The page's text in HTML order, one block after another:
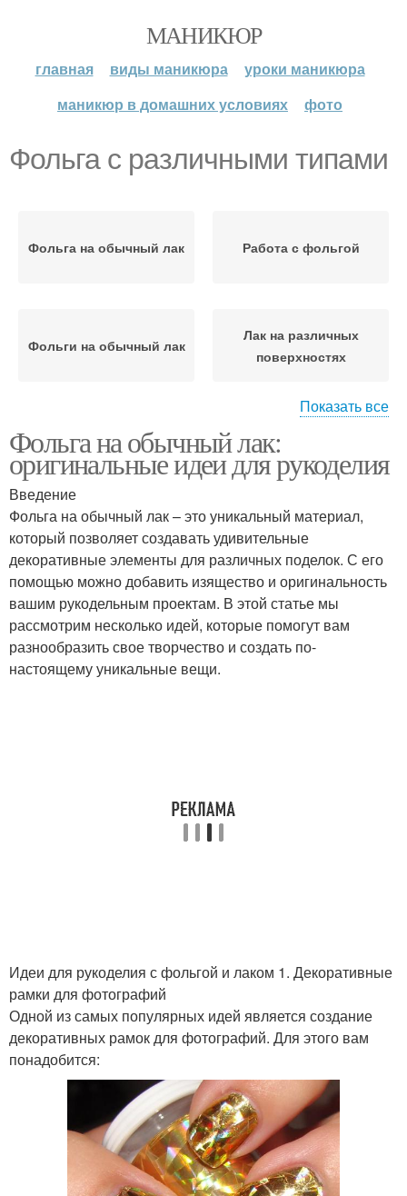
МАНИКЮР
главная виды маникюра
уроки маникюра
маникюр в домашних условиях
фото
Фольга с различными типами
Фольга на обычный лак Работа с фольгой
Фольги на обычный лак
Лак на различных
поверхностях
Фольга на гель-лак Фольги на лаке
Показать все
Фольга на обычный лак:
оригинальные идеи для рукоделия
Введение
Фольга на обычный лак – это уникальный материал,
который позволяет создавать удивительные
декоративные элементы для различных поделок. С его
помощью можно добавить изящество и оригинальность
вашим рукодельным проектам. В этой статье мы
рассмотрим несколько идей, которые помогут вам
разнообразить свое творчество и создать по-
настоящему уникальные вещи.
Идеи для рукоделия с фольгой и лаком 1. Декоративные
рамки для фотографий
Одной из самых популярных идей является создание
декоративных рамок для фотографий. Для этого вам
понадобится: